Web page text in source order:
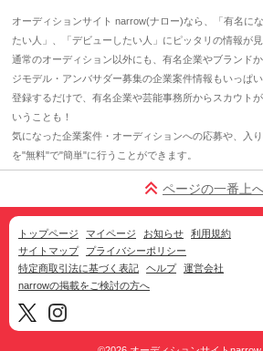
オーディションサイト narrow(ナロー)なら、「有名に
たい人」、「デビューしたい人」にピッタリの情報が見
通常のオーディション以外にも、有名企業やブランド
ジモデル・アンバサダー募集の企業案件情報もいっぱい
登録するだけで、有名企業や芸能事務所からスカウト
いうことも！
気になった企業案件・オーディションへの応募や、入
を"無料"で"簡単"に行うことができます。
ページの一番上
トップページ マイページ お知らせ
利用規約
サイトマップ
プライバシーポリシー
特定商取引法に基づく表記
ヘルプ
運営会社
narrowの掲載をご検討の方へ